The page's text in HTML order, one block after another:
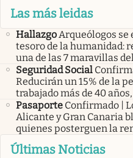
Las más leidas
HallazgoArqueólogos se
tesoro de la humanidad:
una de las 7 maravillas
Seguridad Social
Reducirán un 15% de la
trabajado más de 40
Pasaporte Confirmado |
Alicante y Gran Canaria
quienes posterguen la
Últimas Noticias